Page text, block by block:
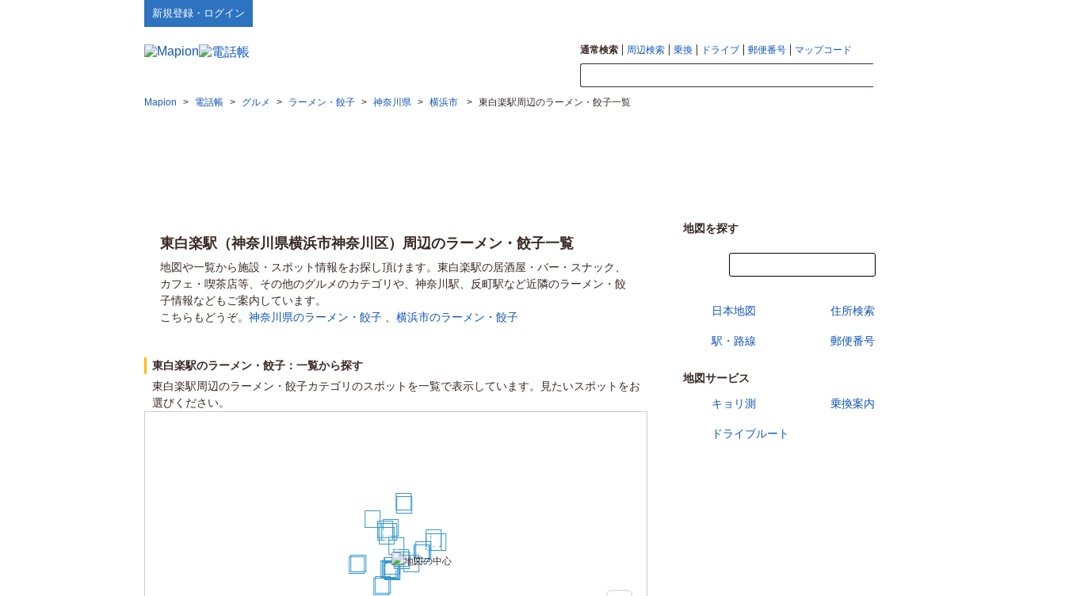
新規登録・ログイン
通常検索 周辺検索 乗換 ドライブ 郵便番号 マップコード
Mapion > 電話帳 > グルメ > ラーメン・餃子 > 神奈川県 > 横浜市 > 東白楽駅周辺のラーメン・餃子一覧
東白楽駅（神奈川県横浜市神奈川区）周辺のラーメン・餃子一覧
地図や一覧から施設・スポット情報をお探し頂けます。東白楽駅の居酒屋・バー・スナック、
カフェ・喫茶店等、その他のグルメのカテゴリや、神奈川駅、反町駅など近隣のラーメン・餃
子情報などもご案内しています。
こちらもどうぞ。 神奈川県のラーメン・餃子 横浜市のラーメン・餃子
東白楽駅のラーメン・餃子：一覧から探す
東白楽駅周辺のラーメン・餃子カテゴリのスポットを一覧で表示しています。見たいスポットをお
選びください。
1
2
34
5
67
8
9
10 11
12
13
14
15
16
17
18
19
20
21
22
23
24
26
27
30
地図を探す
日本地図 住所検索
駅・路線 郵便番号
地図サービス
キョリ測
乗換案内
ドライブルート